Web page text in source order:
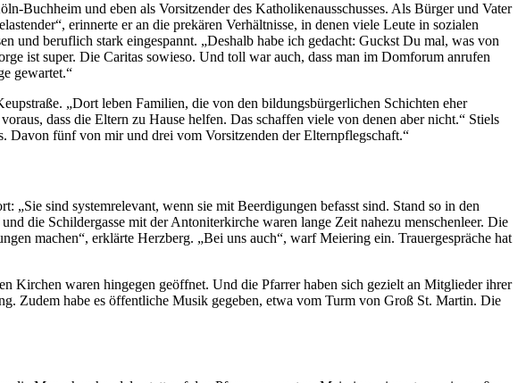
Buchheim und eben als Vorsitzender des Katholikenausschusses. Als Bürger und Vater
erinnerte er an die prekären Verhältnisse, in denen viele Leute in sozialen
und beruflich stark eingespannt. „Deshalb habe ich gedacht: Guckst Du mal, was von
ist super. Die Caritas sowieso. Und toll war auch, dass man im Domforum anrufen
gewartet.“
„Dort leben Familien, die von den bildungsbürgerlichen Schichten eher
dass die Eltern zu Hause helfen. Das schaffen viele von denen aber nicht.“ Stiels
Davon fünf von mir und drei vom Vorsitzenden der Elternpflegschaft.“
sind systemrelevant, wenn sie mit Beerdigungen befasst sind. Stand so in den
die Schildergasse mit der Antoniterkirche waren lange Zeit nahezu menschenleer. Die
machen“, erklärte Herzberg. „Bei uns auch“, warf Meiering ein. Trauergespräche hat
Kirchen waren hingegen geöffnet. Und die Pfarrer haben sich gezielt an Mitglieder ihrer
Zudem habe es öffentliche Musik gegeben, etwa vom Turm von Groß St. Martin. Die